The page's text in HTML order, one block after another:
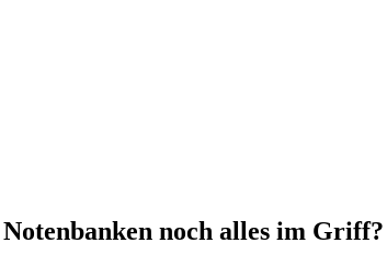
noch alles im Griff?